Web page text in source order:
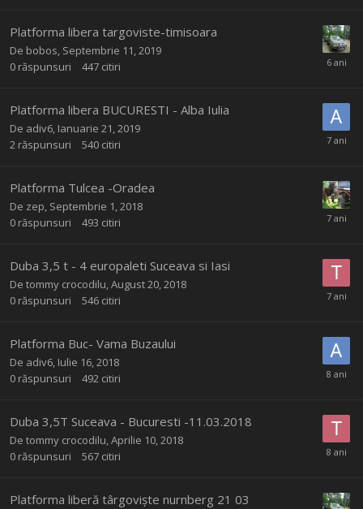
Platforma libera targoviste-timisoara
De bobos Septembrie 11, 2019
0 răspunsuri 447 citiri
Platforma libera BUCURESTI - Alba Iulia
De adiv6 Ianuarie 21, 2019
2 răspunsuri 540 citiri
Platforma Tulcea -Oradea
De zep Septembrie 1, 2018
0 răspunsuri 493 citiri
Duba 3,5 t - 4 europaleti Suceava si Iasi
De tommy crocodilu August 20, 2018
0 răspunsuri 546 citiri
Platforma Buc- Vama Buzaului
De adiv6 Iulie 16, 2018
0 răspunsuri 492 citiri
Duba 3,5T Suceava - Bucuresti -11.03.2018
De tommy crocodilu Aprilie 10, 2018
0 răspunsuri 567 citiri
Platforma liberă târgoviște nurnberg 21 03